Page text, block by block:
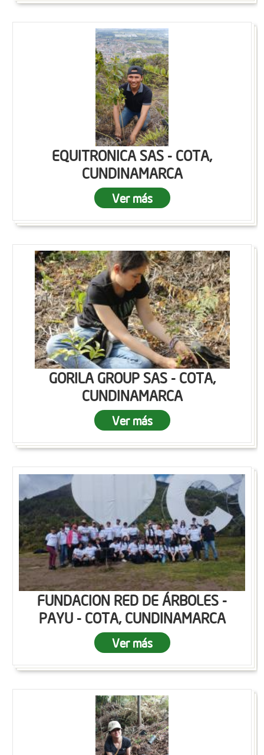
EQUITRONICA SAS - COTA,
CUNDINAMARCA
Ver más
GORILA GROUP SAS - COTA,
CUNDINAMARCA
Ver más
FUNDACION RED DE ÁRBOLES -
PAYU - COTA, CUNDINAMARCA
Ver más